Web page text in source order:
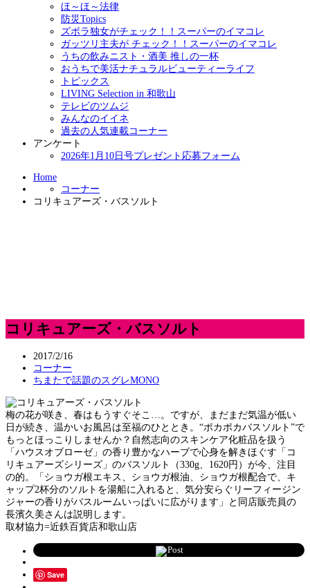
ほ～ほ～法律
防災Topics
ズボラ独女がチェック！！スーパーのイマコレ
ガッツリ主夫が チェック！！スーパーのイマコレ
うちの飲みニスト・酒美 推しの一杯
おうちで美活ナチュラルビューティーライフ
トピックス
LIVING Selection in 和歌山
テレビのツムジ
みんなのイイネ
過去の人気連載コーナー
アンケート
2026年1月10日号プレゼント応募フォーム
Home
コーナー
コリキュアーズ・バスソルト
コリキュアーズ・バスソルト
2017/2/16
コーナー
ちまたで話題のスグレMONO
梅の花が咲き、春はもうすぐそこ…。ですが、まだまだ気温が低い
日が続き、温かいお風呂は至福のひととき。“ポカポカバスソルト”で
もっとほっこりしませんか？自然志向のスキンケア化粧品を扱う
「ハウスオブローゼ」の香り豊かなハーブで心身を解きほぐす「コ
リキュアーズシリーズ」のバスソルト（330g、1620円）が今、注目
の的。「ショウガ根エキス、ショウガ根油、ショウガ根配合で、キ
ャップ2杯分のソルトを湯船に入れると、気分安らぐリーフィージン
ジャーの香りがバスルームいっぱいに広がります」と同店販売員の
長濱久美さんは説明します。
取材協力=近鉄百貨店和歌山店
Post
Save